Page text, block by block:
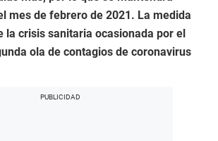
mes de febrero de 2021. La medida
la crisis sanitaria ocasionada por el
ola de contagios de coronavirus